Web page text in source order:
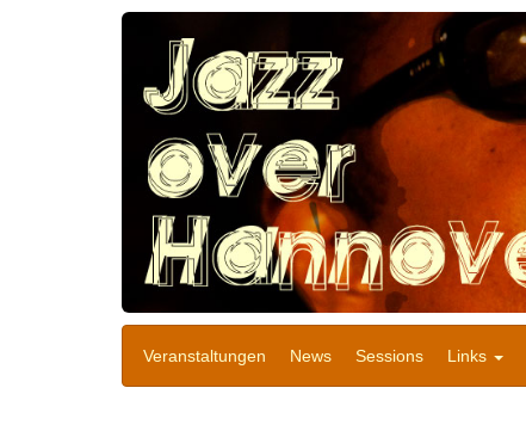
Veranstaltungen News Sessions Links